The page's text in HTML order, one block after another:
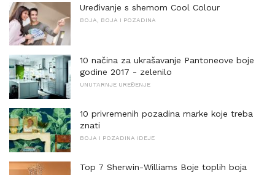
Uređivanje s shemom Cool Colour
BOJA, BOJA I POZADINA
10 načina za ukrašavanje Pantoneove boje
godine 2017 - zelenilo
UNUTARNJE UREĐENJE
10 privremenih pozadina marke koje treba
znati
BOJA I POZADINA IDEJE
Top 7 Sherwin-Williams Boje toplih boja